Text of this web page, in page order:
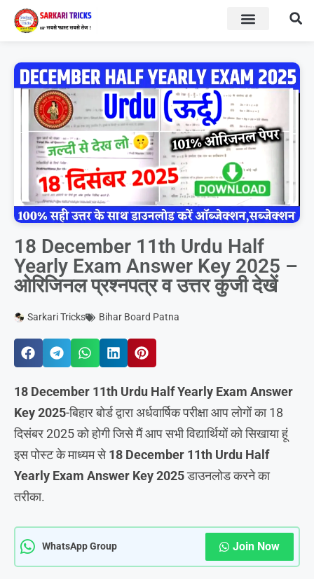
18 December 11th Urdu Half
Yearly Exam Answer Key 2025 –
ओरिजिनल प्रश्नपत्र व उत्तर कुंजी देखें
Sarkari Tricks Bihar Board Patna
18 December 11th Urdu Half Yearly Exam Answer
Key 2025-बिहार बोर्ड द्वारा अर्धवार्षिक परीक्षा आप लोगों का 18
दिसंबर 2025 को होगी जिसे मैं आप सभी विद्यार्थियों को सिखाया हूं
इस पोस्ट के माध्यम से18 December 11th Urdu Half
Yearly Exam Answer Key 2025डाउनलोड करने का
तरीका.
WhatsApp Group Join Now